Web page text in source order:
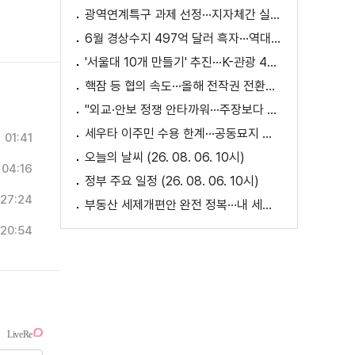
01:41
04:16
27:24
20:54
광역연계특구 과제 선정···지자체간 실증 협력 확대
6월 경상수지 497억 달러 흑자···역대 최대
'서울대 10개 만들기' 추진···K-관광 4천만 시대 준비
핵잠 등 협의 속도···올해 전작권 전환시기 결정 추진
"외교·안보 정쟁 안타까워···주장보다 실천 중요"
세우타 이주민 수용 한계···공동묘지 임시 거처 [월드 투데이]
오늘의 날씨 (26. 08. 06. 10시)
정부 주요 일정 (26. 08. 06. 10시)
부동산 세제개편안 완전 정복···내 세금 어떻게 달라지나? [K-정책 사용법]